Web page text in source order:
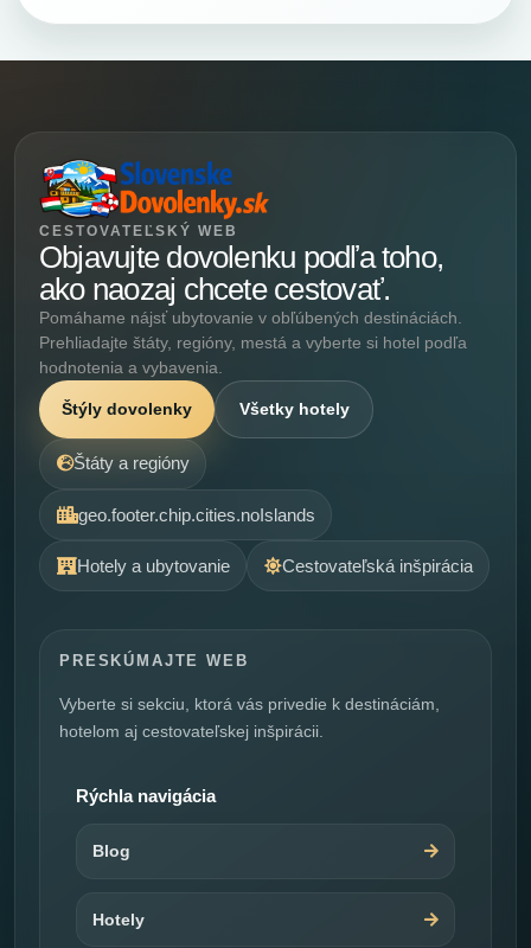
CESTOVATEĽSKÝ WEB
Objavujte dovolenku podľa toho,
ako naozaj chcete cestovať.
Pomáhame nájsť ubytovanie v obľúbených destináciách.
Prehliadajte štáty, regióny, mestá a vyberte si hotel podľa
hodnotenia a vybavenia.
Štýly dovolenky Všetky hotely
Štáty a regióny
geo.footer.chip.cities.noIslands
Hotely a ubytovanie Cestovateľská inšpirácia
PRESKÚMAJTE WEB
Vyberte si sekciu, ktorá vás privedie k destináciám,
hotelom aj cestovateľskej inšpirácii.
Rýchla navigácia
Blog
Hotely